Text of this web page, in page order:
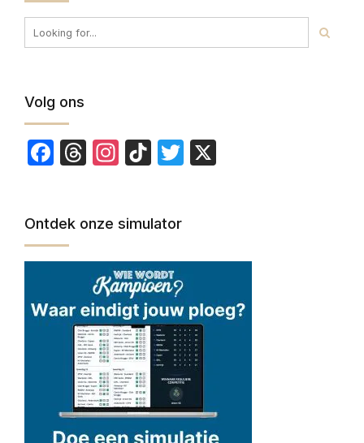
Volg ons
Facebook
Threads
Instagram
TikTokTwitter
Ontdek onze simulator